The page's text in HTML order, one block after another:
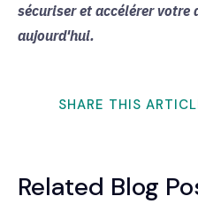
sécuriser et accélérer
aujourd'hui.
SHARE THIS
Related Blog